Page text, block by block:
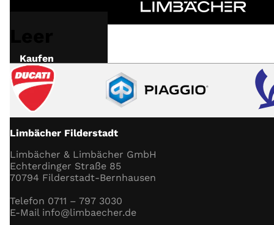
Kaufen
Markenwelt
Verkaufen
Aktuelles
Limbächer Filderstadt
Limbächer & Limbächer GmbH
Echterdinger Straße 85
70794 Filderstadt-Bernhausen
Telefon 0711 – 797 3030
E-Mail info@limbaecher.de